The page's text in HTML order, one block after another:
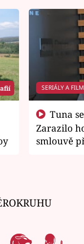
SERIÁLY A
Zarazilo
smlouvě